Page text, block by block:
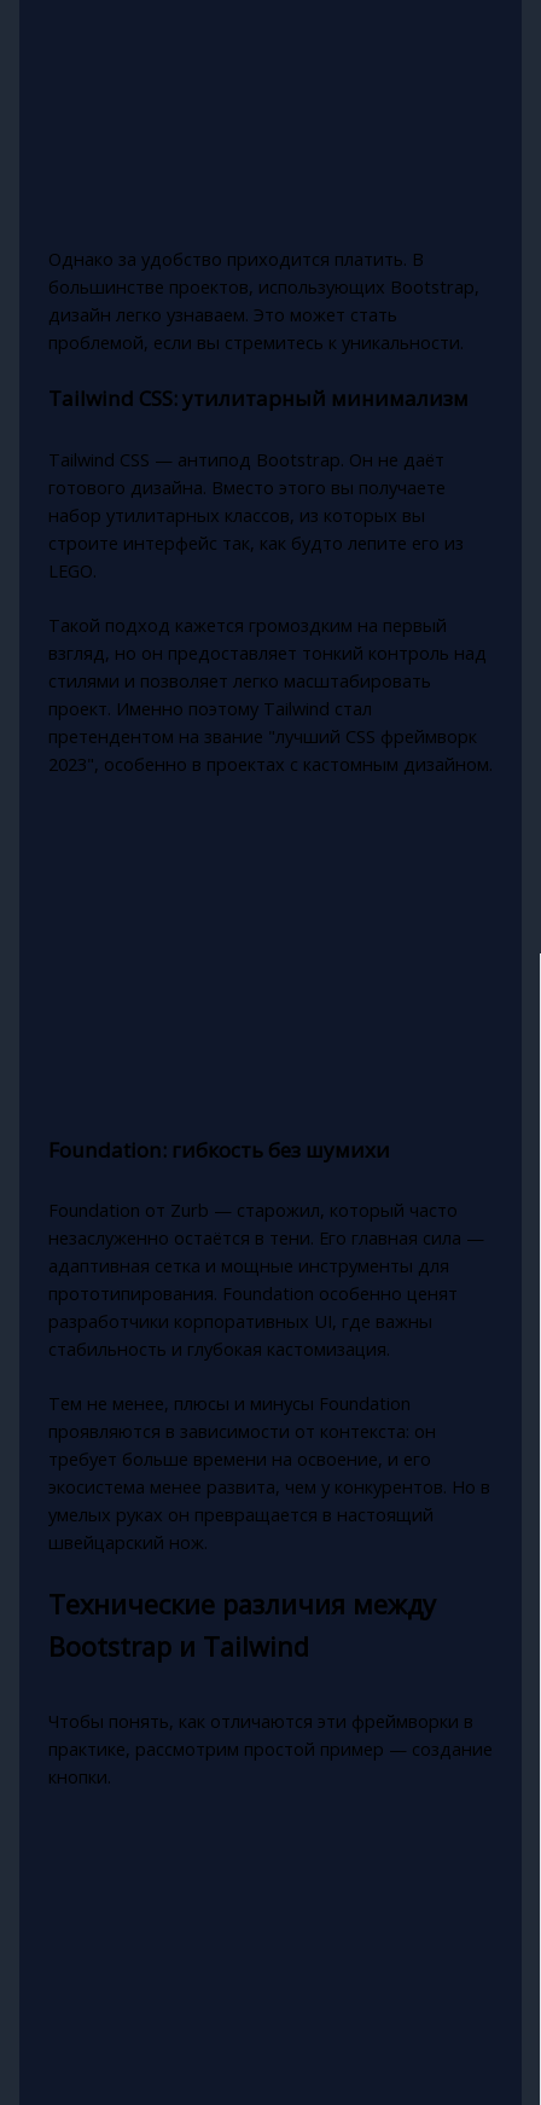
Однако за удобство приходится платить. В
большинстве проектов, использующих Bootstrap,
дизайн легко узнаваем. Это может стать
проблемой, если вы стремитесь к уникальности.
Tailwind CSS: утилитарный минимализм
Tailwind CSS — антипод Bootstrap. Он не даёт
готового дизайна. Вместо этого вы получаете
набор утилитарных классов, из которых вы
строите интерфейс так, как будто лепите его из
LEGO.
Такой подход кажется громоздким на первый
взгляд, но он предоставляет тонкий контроль над
стилями и позволяет легко масштабировать
проект. Именно поэтому Tailwind стал
претендентом на звание "лучший CSS фреймворк
2023", особенно в проектах с кастомным дизайном.
Foundation: гибкость без шумихи
Foundation от Zurb — старожил, который часто
незаслуженно остаётся в тени. Его главная сила —
адаптивная сетка и мощные инструменты для
прототипирования. Foundation особенно ценят
разработчики корпоративных UI, где важны
стабильность и глубокая кастомизация.
Тем не менее, плюсы и минусы Foundation
проявляются в зависимости от контекста: он
требует больше времени на освоение, и его
экосистема менее развита, чем у конкурентов. Но в
умелых руках он превращается в настоящий
швейцарский нож.
Технические различия между
Bootstrap и Tailwind
Чтобы понять, как отличаются эти фреймворки в
практике, рассмотрим простой пример — создание
кнопки.